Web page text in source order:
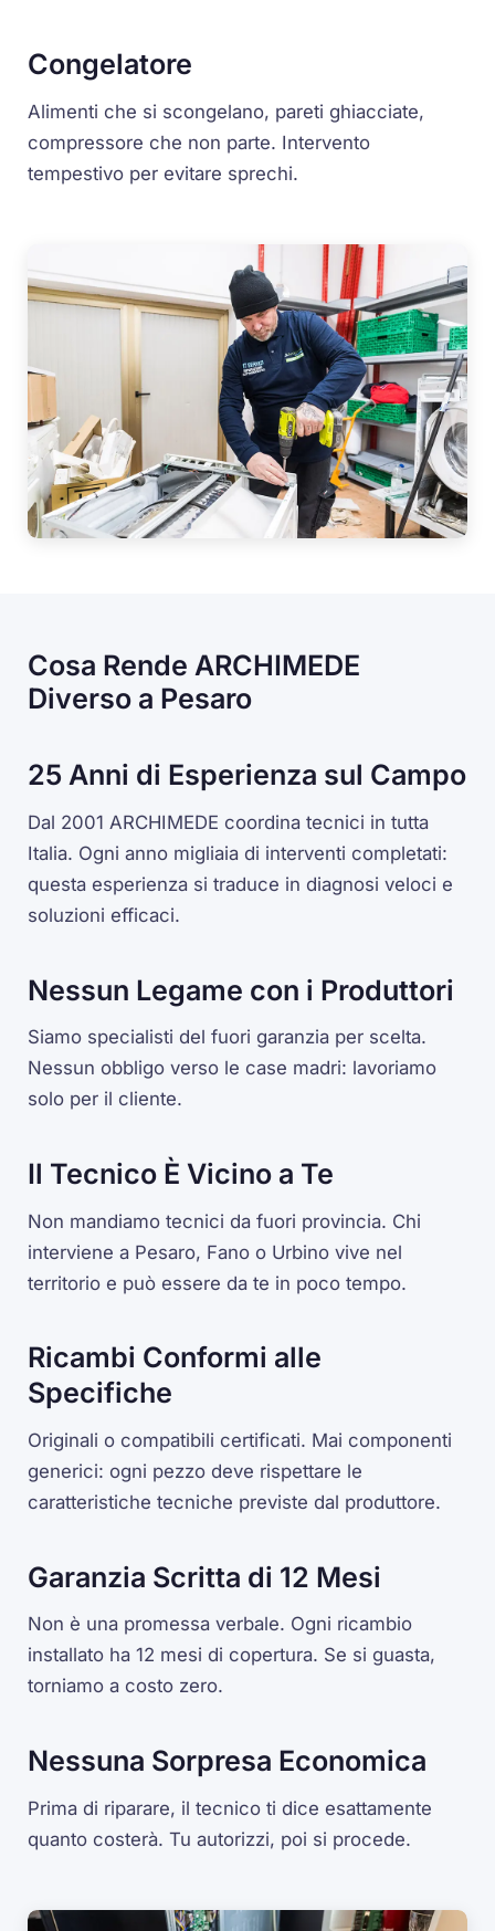
Congelatore
Alimenti che si scongelano, pareti ghiacciate,
compressore che non parte. Intervento
tempestivo per evitare sprechi.
Cosa Rende ARCHIMEDE
Diverso a Pesaro
25 Anni di Esperienza sul Campo
Dal 2001 ARCHIMEDE coordina tecnici in tutta
Italia. Ogni anno migliaia di interventi completati:
questa esperienza si traduce in diagnosi veloci e
soluzioni efficaci.
Nessun Legame con i Produttori
Siamo specialisti del fuori garanzia per scelta.
Nessun obbligo verso le case madri: lavoriamo
solo per il cliente.
Il Tecnico È Vicino a Te
Non mandiamo tecnici da fuori provincia. Chi
interviene a Pesaro, Fano o Urbino vive nel
territorio e può essere da te in poco tempo.
Ricambi Conformi alle
Specifiche
Originali o compatibili certificati. Mai componenti
generici: ogni pezzo deve rispettare le
caratteristiche tecniche previste dal produttore.
Garanzia Scritta di 12 Mesi
Non è una promessa verbale. Ogni ricambio
installato ha 12 mesi di copertura. Se si guasta,
torniamo a costo zero.
Nessuna Sorpresa Economica
Prima di riparare, il tecnico ti dice esattamente
quanto costerà. Tu autorizzi, poi si procede.